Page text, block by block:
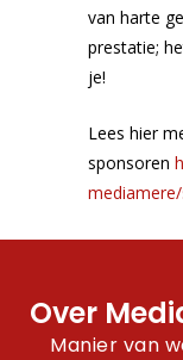
van harte
prestatie;
je!
Lees hier
sponsoren
Over
Manier van